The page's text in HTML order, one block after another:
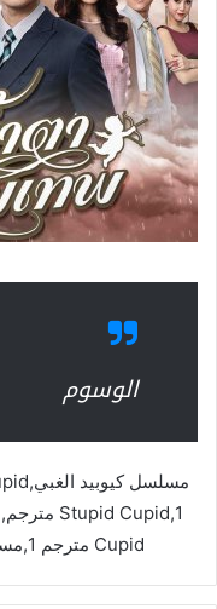
الوسوم
Cupid مترجم 1,مسلسل كيوبيد الغبي مترجم asia2tv